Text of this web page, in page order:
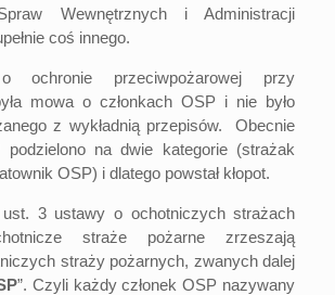
Wewnętrznych i Administracji
coś innego.
ochronie przeciwpożarowej przy
mowa o członkach OSP i nie było
z wykładnią przepisów. Obecnie
podzielono na dwie kategorie (strażak
OSP) i dlatego powstał kłopot.
3 ustawy o ochotniczych strażach
straże pożarne zrzeszają
straży pożarnych, zwanych dalej
”. Czyli każdy członek OSP nazywany